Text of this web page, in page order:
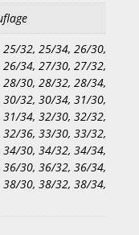
32, 25/34, 26/30,
34, 27/30, 27/32,
30, 28/32, 28/34,
32, 30/34, 31/30,
34, 32/30, 32/32,
36, 33/30, 33/32,
30, 34/32, 34/34,
30, 36/32, 36/34,
30, 38/32, 38/34,